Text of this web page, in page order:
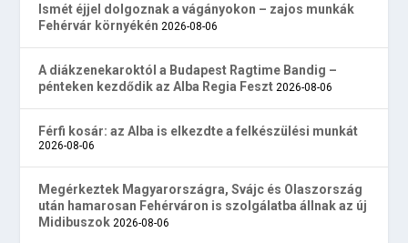
Ismét éjjel dolgoznak a vágányokon – zajos munkák
Fehérvár környékén 2026-08-06
A diákzenekaroktól a Budapest Ragtime Bandig –
pénteken kezdődik az Alba Regia Feszt 2026-08-06
Férfi kosár: az Alba is elkezdte a felkészülési munkát
2026-08-06
Megérkeztek Magyarországra, Svájc és Olaszország
után hamarosan Fehérváron is szolgálatba állnak az új
Midibuszok 2026-08-06